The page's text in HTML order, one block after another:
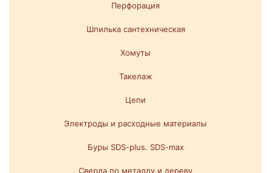
Перфорация
Шпилька сантехническая
Хомуты
Такелаж
Цепи
Электроды и расходные материалы
Буры SDS-plus. SDS-max
Сверла по металлу и дереву